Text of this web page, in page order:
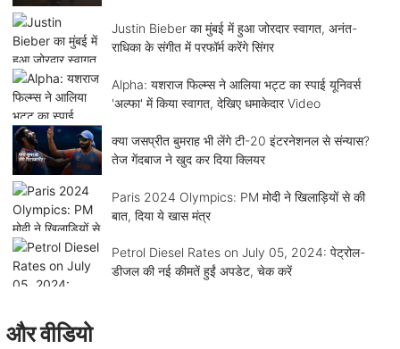
Justin Bieber का मुंबई में हुआ जोरदार स्वागत, अनंत-
राधिका के संगीत में परफॉर्म करेंगे सिंगर
Alpha: यशराज फिल्म्स ने आलिया भट्ट का स्पाई यूनिवर्स
'अल्फा' में किया स्वागत, देखिए धमाकेदार Video
क्या जसप्रीत बुमराह भी लेंगे टी-20 इंटरनेशनल से संन्यास?
तेज गेंदबाज ने खुद कर दिया क्लियर
Paris 2024 Olympics: PM मोदी ने खिलाड़ियों से की
बात, दिया ये खास मंत्र
Petrol Diesel Rates on July 05, 2024: पेट्रोल-
डीजल की नई कीमतें हुईं अपडेट, चेक करें
और वीडियो